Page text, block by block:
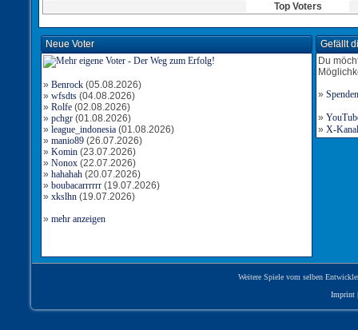
Top Voters
Neue Voter
» Benrock (05.08.2026)
» wfsdts (04.08.2026)
» Rolfe (02.08.2026)
» pchgr (01.08.2026)
» league_indonesia (01.08.2026)
» manio89 (26.07.2026)
» Komin (23.07.2026)
» Nonox (22.07.2026)
» hahahah (20.07.2026)
» boubacarrrrrr (19.07.2026)
» xkslhn (19.07.2026)
» mehr anzeigen
Gefällt
Du
» Spenden
»
» X-
Weitere Spiele vom selben
Imprint